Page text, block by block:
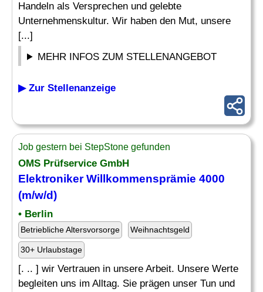
Handeln als Versprechen und gelebte
Unternehmenskultur. Wir haben den Mut, unsere
[...]
MEHR INFOS ZUM STELLENANGEBOT
▶ Zur Stellenanzeige
Job gestern bei StepStone gefunden
OMS Prüfservice GmbH
Elektroniker Willkommensprämie 4000
(m/w/d)
• Berlin
Betriebliche Altersvorsorge Weihnachtsgeld
30+ Urlaubstage
[. .. ] wir Vertrauen in unsere Arbeit. Unsere Werte
begleiten uns im Alltag. Sie prägen unser Tun und